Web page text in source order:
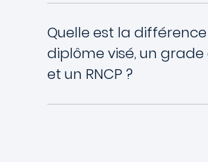
Quelle est la
diplôme visé, un grade
et un RNCP ?